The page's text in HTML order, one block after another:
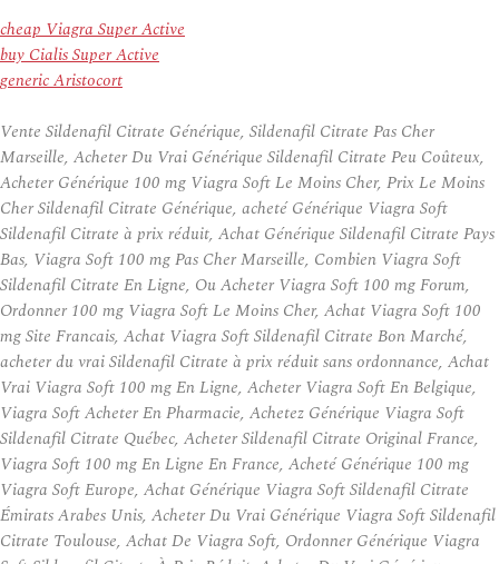
cheap Viagra Super Active
buy Cialis Super Active
generic Aristocort
Vente Sildenafil Citrate Générique, Sildenafil Citrate Pas Cher
Marseille, Acheter Du Vrai Générique Sildenafil Citrate Peu Coûteux,
Acheter Générique 100 mg Viagra Soft Le Moins Cher, Prix Le Moins
Cher Sildenafil Citrate Générique, acheté Générique Viagra Soft
Sildenafil Citrate à prix réduit, Achat Générique Sildenafil Citrate Pays
Bas, Viagra Soft 100 mg Pas Cher Marseille, Combien Viagra Soft
Sildenafil Citrate En Ligne, Ou Acheter Viagra Soft 100 mg Forum,
Ordonner 100 mg Viagra Soft Le Moins Cher, Achat Viagra Soft 100
mg Site Francais, Achat Viagra Soft Sildenafil Citrate Bon Marché,
acheter du vrai Sildenafil Citrate à prix réduit sans ordonnance, Achat
Vrai Viagra Soft 100 mg En Ligne, Acheter Viagra Soft En Belgique,
Viagra Soft Acheter En Pharmacie, Achetez Générique Viagra Soft
Sildenafil Citrate Québec, Acheter Sildenafil Citrate Original France,
Viagra Soft 100 mg En Ligne En France, Acheté Générique 100 mg
Viagra Soft Europe, Achat Générique Viagra Soft Sildenafil Citrate
Émirats Arabes Unis, Acheter Du Vrai Générique Viagra Soft Sildenafil
Citrate Toulouse, Achat De Viagra Soft, Ordonner Générique Viagra